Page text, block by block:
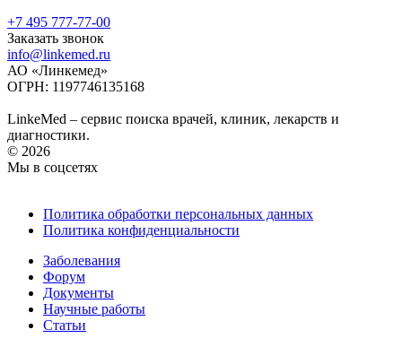
+7 495 777-77-00
Заказать звонок
info@linkemed.ru
АО «Линкемед»
ОГРН: 1197746135168
LinkeMed – сервис поиска врачей, клиник, лекарств и
диагностики.
© 2026
Мы в соцсетях
Политика обработки персональных данных
Политика конфиденциальности
Заболевания
Форум
Документы
Научные работы
Статьи